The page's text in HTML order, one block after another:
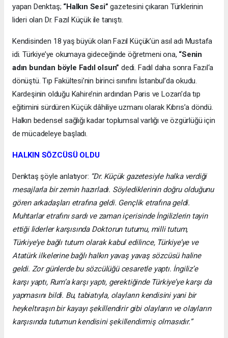
yapan Denktaş; “Halkın Sesi”gazetesini çıkaran Türklerinin
lideri olan Dr. Fazıl Küçük ile tanıştı.
Kendisinden 18 yaş büyük olan Fazıl Küçük’ün asıl adı Mustafa
idi. Türkiye’ye okumaya gideceğinde öğretmeni ona, “Senin
adın bundan böyle Fadıl olsun” dedi. Fadıl daha sonra Fazıl‘a
dönüştü. Tıp Fakültesi’nin birinci sınıfını İstanbul’da okudu.
Kardeşinin olduğu Kahire’nin ardından Paris ve Lozan’da tıp
eğitimini sürdüren Küçük dâhiliye uzmanı olarak Kıbrıs’a döndü.
Halkın bedensel sağlığı kadar toplumsal varlığı ve özgürlüğü için
de mücadeleye başladı.
HALKIN SÖZCÜSÜ OLDU
Denktaş şöyle anlatıyor: “Dr. Küçük gazetesiyle halka verdiği
mesajlarla bir zemin hazırladı. Söylediklerinin doğru olduğunu
gören arkadaşları etrafına geldi. Gençlik etrafına geldi.
Muhtarlar etrafını sardı ve zaman içerisinde İngilizlerin tayin
ettiği liderler karşısında Doktorun tutumu, milli tutum,
Türkiye’ye bağlı tutum olarak kabul edilince, Türkiye’ye ve
Atatürk ilkelerine bağlı halkın yavaş yavaş sözcüsü haline
geldi. Zor günlerde bu sözcülüğü cesaretle yaptı. İngiliz’e
karşı yaptı, Rum’a karşı yaptı, gerektiğinde Türkiye’ye karşı da
yapmasını bildi. Bu, tabiatıyla, olayların kendisini yani bir
heykeltıraşın bir kayayı şekillendirir gibi olayların ve olayların
karşısında tutumun kendisini şekillendirmiş olmasıdır.”